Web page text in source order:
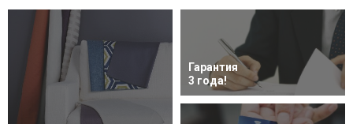
Гарантия
3 года!